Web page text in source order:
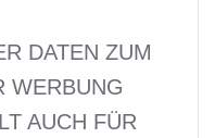
DATEN ZUM
WERBUNG
AUCH FÜR